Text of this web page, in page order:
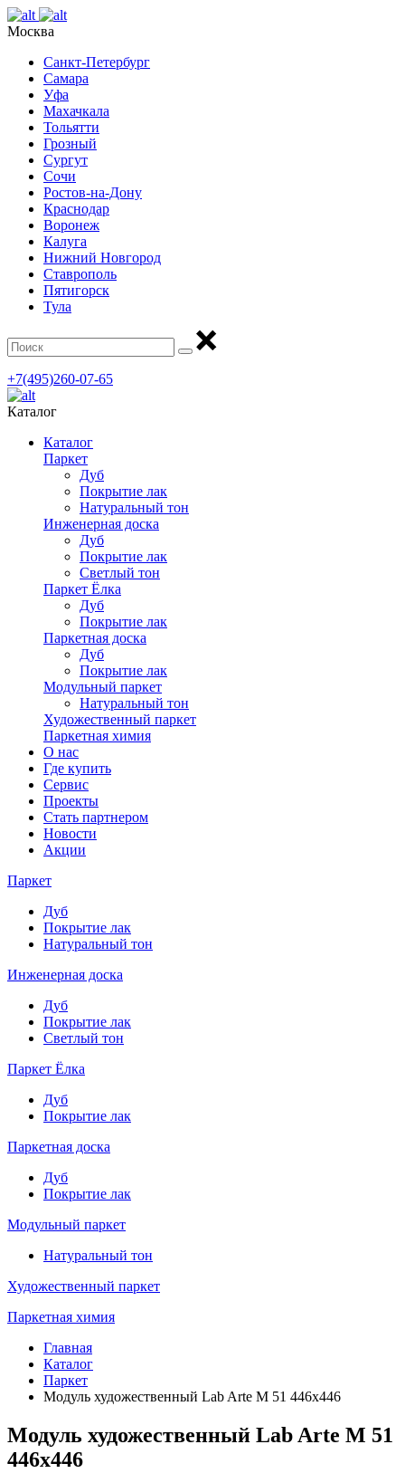
Москва
Санкт-Петербург
Самара
Уфа
Махачкала
Тольятти
Грозный
Сургут
Сочи
Ростов-на-Дону
Краснодар
Воронеж
Калуга
Нижний Новгород
Ставрополь
Пятигорск
Тула
+7(495)260-07-65
Каталог
Каталог
Паркет
Дуб
Покрытие лак
Натуральный тон
Инженерная доска
Дуб
Покрытие лак
Светлый тон
Паркет Ёлка
Дуб
Покрытие лак
Паркетная доска
Дуб
Покрытие лак
Модульный паркет
Натуральный тон
Художественный паркет
Паркетная химия
О нас
Где купить
Сервис
Проекты
Стать партнером
Новости
Акции
Паркет
Дуб
Покрытие лак
Натуральный тон
Инженерная доска
Дуб
Покрытие лак
Светлый тон
Паркет Ёлка
Дуб
Покрытие лак
Паркетная доска
Дуб
Покрытие лак
Модульный паркет
Натуральный тон
Художественный паркет
Паркетная химия
Главная
Каталог
Паркет
Модуль художественный Lab Arte М 51 446х446
Модуль художественный Lab Arte М 51
446х446